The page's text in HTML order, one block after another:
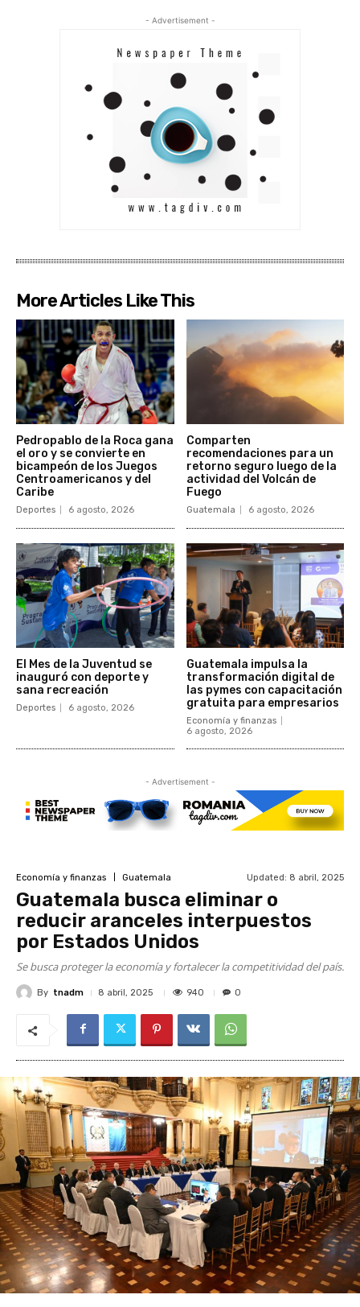
- Advertisement -
More Articles Like This
Pedropablo de la Roca gana
el oro y se convierte en
bicampeón de los Juegos
Centroamericanos y del
Caribe
Deportes 6 agosto, 2026
Comparten
recomendaciones para un
retorno seguro luego de la
actividad del Volcán de
Fuego
Guatemala 6 agosto, 2026
El Mes de la Juventud se
inauguró con deporte y
sana recreación
Deportes 6 agosto, 2026
Guatemala impulsa la
transformación digital de
las pymes con capacitación
gratuita para empresarios
Economía y finanzas
6 agosto, 2026
- Advertisement -